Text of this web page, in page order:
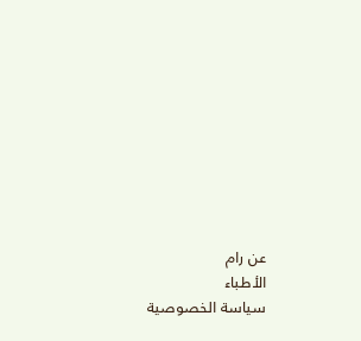
عن رام
الأطباء
سياسة الخصوصية